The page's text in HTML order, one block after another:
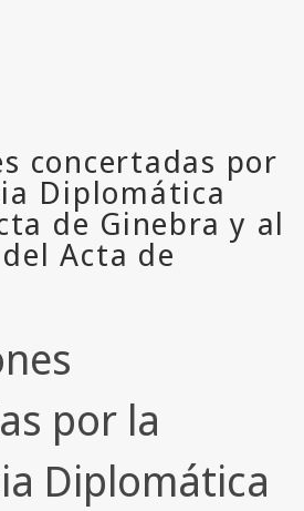
por la
Diplomática